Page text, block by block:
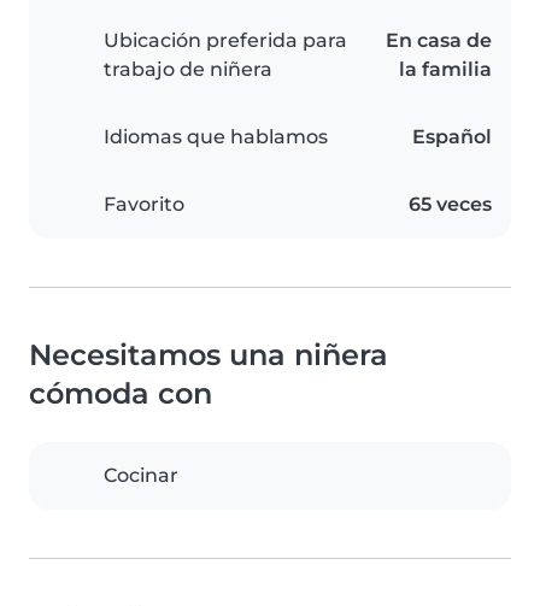
Ubicación preferida para
trabajo de niñera
En casa de
la familia
Idiomas que hablamos Español
Favorito 65 veces
Necesitamos una niñera
cómoda con
Cocinar